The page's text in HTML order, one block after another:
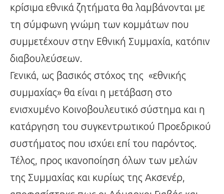
κρίσιμα εθνικά ζητήματα θα λαμβάνονται με
τη σύμφωνη γνώμη των κομμάτων που
συμμετέχουν στην Εθνική Συμμαχία, κατόπιν
διαβουλεύσεων.
Γενικά, ως βασικός στόχος της «εθνικής
συμμαχίας» θα είναι η μετάβαση στο
ενισχυμένο Κοινοβουλευτικό σύστημα και η
κατάργηση του συγκεντρωτικού Προεδρικού
συστήματος που ισχύει επί του παρόντος.
Τέλος, προς ικανοποίηση όλων των μελών
της Συμμαχίας και κυρίως της Ακσενέρ,